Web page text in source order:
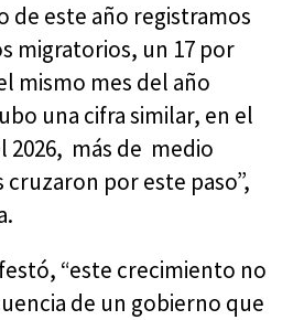
de este año registramos
migratorios, un 17 por
mismo mes del año
una cifra similar, en el
2026, más de medio
por este paso”,
“este crecimiento no
de un gobierno que